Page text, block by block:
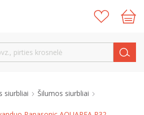
siurbliai
Šilumos siurbliai